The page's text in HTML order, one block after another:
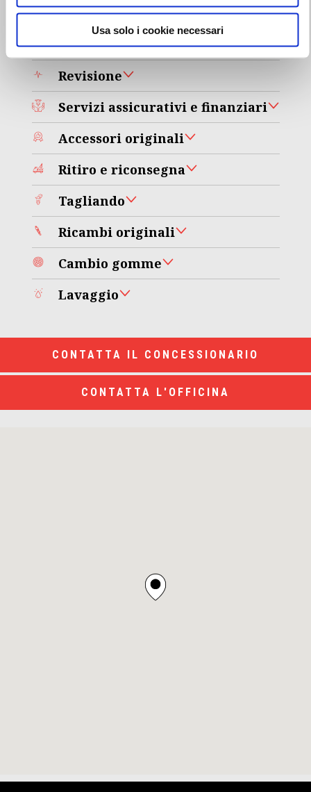
Usa solo i cookie necessari
Abbigliamento e gadgets
Veicolo di cortesia
Revisione
Servizi assicurativi e finanziari
Accessori originali
Ritiro e riconsegna
Tagliando
Ricambi originali
Cambio gomme
Lavaggio
CONTATTA IL CONCESSIONARIO
CONTATTA L'OFFICINA